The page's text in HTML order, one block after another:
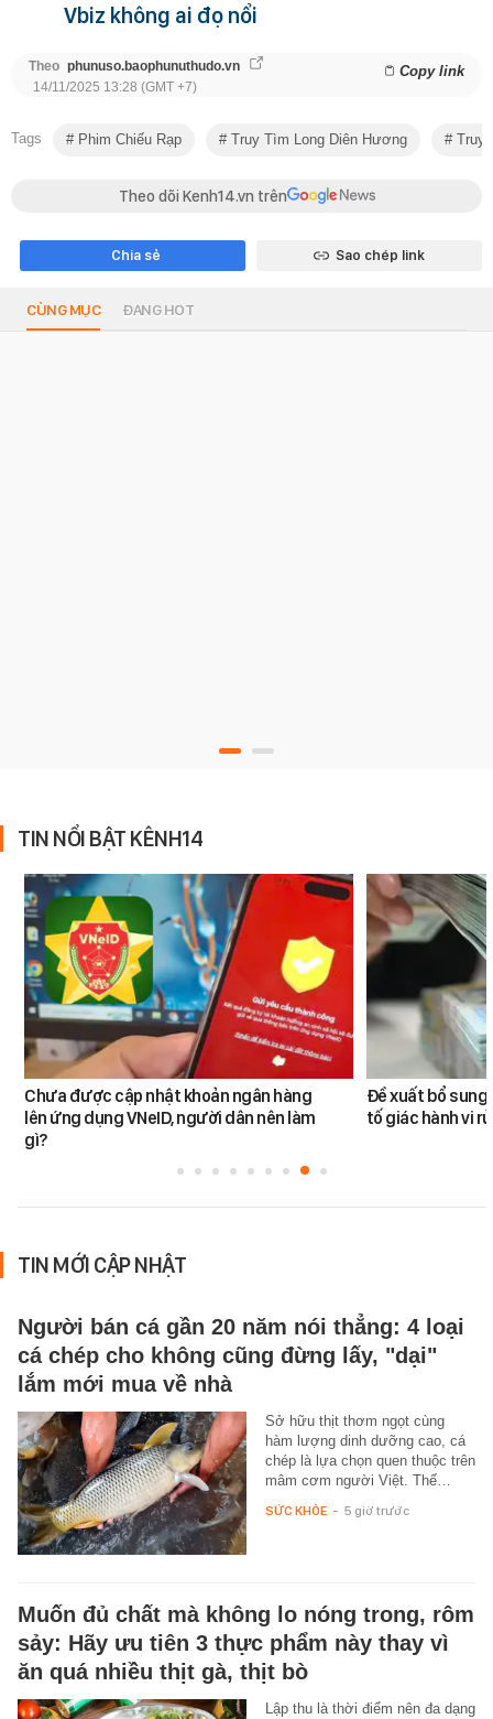
Vbiz không ai đọ nổi
Theo phunuso.baophunuthudo.vn Copy link
14/11/2025 13:28 (GMT +7)
Tags Phim Chiếu Rạp Truy Tìm Long Diên Hương Truy
Theo dõi Kenh14.vn trên
Chia sẻ Sao chép link
CÙNG MỤC ĐANG HOT
TIN NỔI BẬT KÊNH14
Chưa được cập nhật khoản ngân hàng
lên ứng dụng VNeID, người dân nên làm
gì?
Đề xuất bổ
tố giác hành vi
TIN MỚI CẬP NHẬT
Người bán cá gần 20 năm nói thẳng: 4 loại
cá chép cho không cũng đừng lấy, "dại"
lắm mới mua về nhà
Sở hữu thịt thơm ngọt cùng
hàm lượng dinh dưỡng cao, cá
chép là lựa chọn quen thuộc trên
mâm cơm người Việt. Thế…
SỨC KHỎE - 5 giờ trước
Muốn đủ chất mà không lo nóng trong, rôm
sảy: Hãy ưu tiên 3 thực phẩm này thay vì
ăn quá nhiều thịt gà, thịt bò
Lập thu là thời điểm nên đa dạng